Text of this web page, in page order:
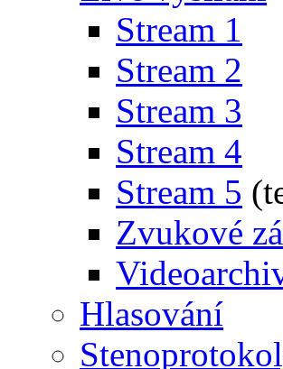
Stream 1
Stream 2
Stream 3
Stream 4
Stream 5
Zvukové
Hlasování